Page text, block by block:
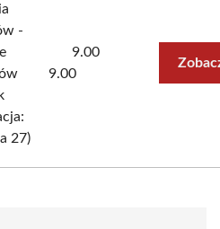
-
27)
9.00
9.00